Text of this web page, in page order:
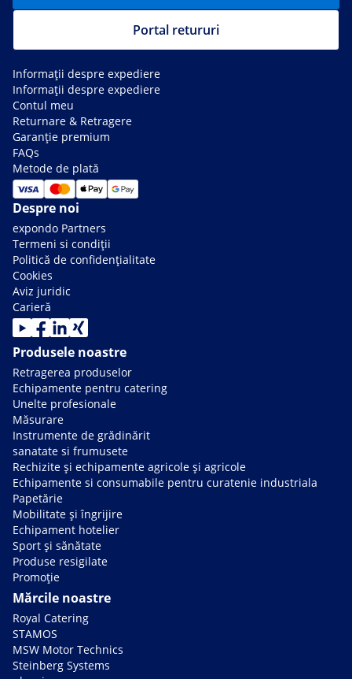
Portal retururi
Informații despre expediere
Informații despre expediere
Contul meu
Returnare & Retragere
Garanție premium
FAQs
Metode de plată
Despre noi
expondo Partners
Termeni si condiții
Politică de confidențialitate
Cookies
Aviz juridic
Carieră
Produsele noastre
Retragerea produselor
Echipamente pentru catering
Unelte profesionale
Măsurare
Instrumente de grădinărit
sanatate si frumusete
Rechizite și echipamente agricole și agricole
Echipamente si consumabile pentru curatenie industriala
Papetărie
Mobilitate și îngrijire
Echipament hotelier
Sport și sănătate
Produse resigilate
Promoție
Mărcile noastre
Royal Catering
STAMOS
MSW Motor Technics
Steinberg Systems